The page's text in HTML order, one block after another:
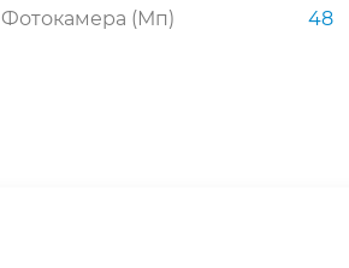
Фотокамера (Мп) 48